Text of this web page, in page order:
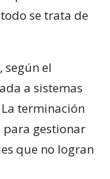
se trata de
según el
a sistemas
terminación
para gestionar
que no logran